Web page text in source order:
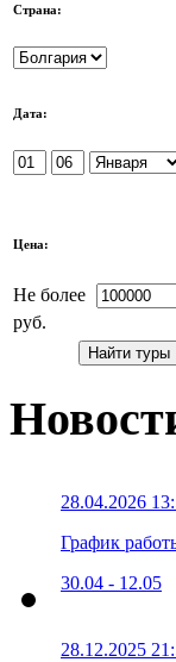
Страна:
Дата:
Цена:
Не более
руб.
28.04.2026
График
30.04 - 12.05
28.12.2025